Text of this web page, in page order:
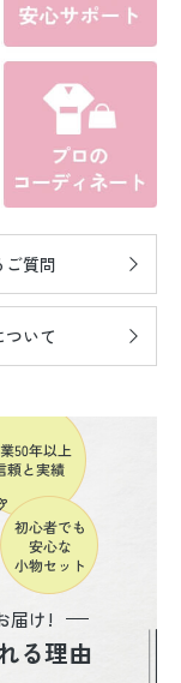
ご質問
いて
届け!
る理由